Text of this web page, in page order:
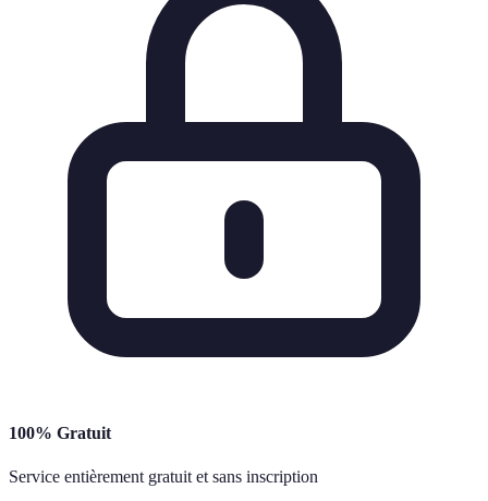
100% Gratuit
Service entièrement gratuit et sans inscription